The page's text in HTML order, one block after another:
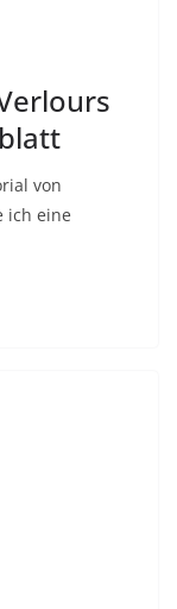
von
ich eine